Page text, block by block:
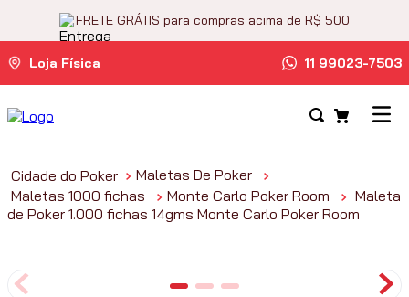
FRETE GRÁTIS para compras acima de R$ 500
Loja Física 11 99023-7503
Maletas De Poker
Maletas 1000 fichas
Monte Carlo Poker Room
Maleta
de Poker 1.000 fichas 14gms Monte Carlo Poker Room